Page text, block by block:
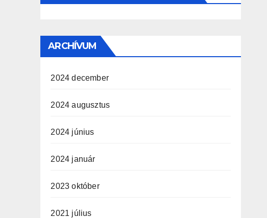
ARCHÍVUM
2024 december
2024 augusztus
2024 június
2024 január
2023 október
2021 július